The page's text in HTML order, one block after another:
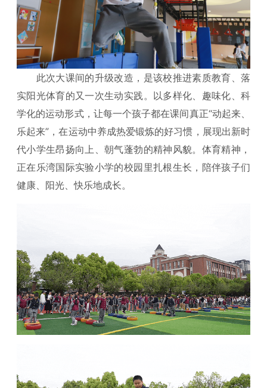
此次大课间的升级改造，是该校推进素质教育、落
实阳光体育的又一次生动实践。以多样化、趣味化、科
学化的运动形式，让每一个孩子都在课间真正“动起来、
乐起来”，在运动中养成热爱锻炼的好习惯，展现出新时
代小学生昂扬向上、朝气蓬勃的精神风貌。体育精神，
正在乐湾国际实验小学的校园里扎根生长，陪伴孩子们
健康、阳光、快乐地成长。